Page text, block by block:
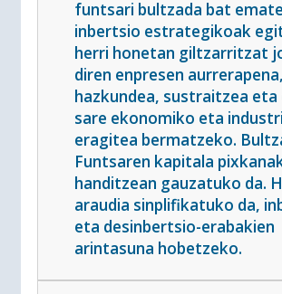
funtsari bultzada bat
inbertsio estrategikoak
herri honetan giltzarritzat
diren enpresen aurrerapena,
hazkundea, sustraitzea eta
sare ekonomiko eta
eragitea bermatzeko.
Funtsaren kapitala
handitzean gauzatuko da.
araudia sinplifikatuko da,
eta desinbertsio-erabakien
arintasuna hobetzeko.